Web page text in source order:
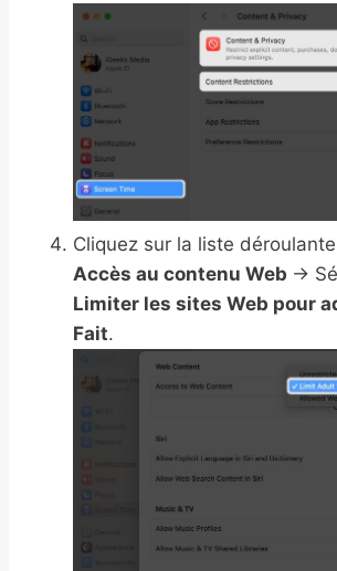
Cliquez sur la liste
Accès au contenu Web →
Limiter les sites Web pour
Fait.